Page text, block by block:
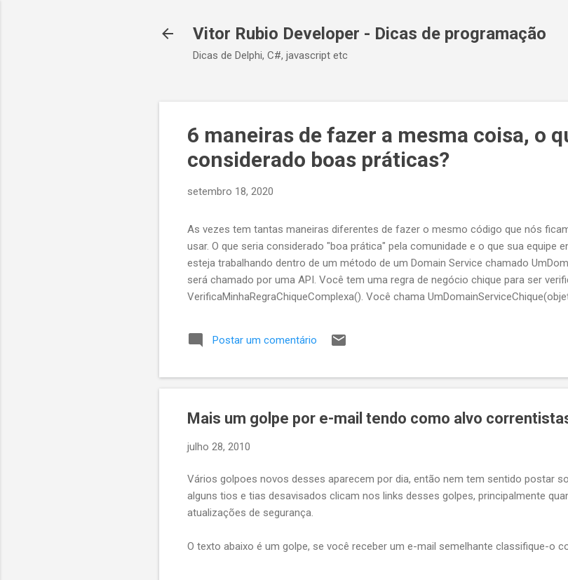
Vitor Rubio Developer - Dicas de programação
Dicas de Delphi, C#, javascript etc
6 maneiras de fazer a mesma coisa, o
considerado boas práticas?
setembro 18, 2020
As vezes tem tantas maneiras diferentes de fazer o mesmo código que nós
usar. O que seria considerado "boa prática" pela comunidade e o que sua equipe
esteja trabalhando dentro de um método de um Domain Service chamado
será chamado por uma API. Você tem uma regra de negócio chique para ser
VerificaMinhaRegraChiqueComplexa(). Você chama
e a api retornar Ok 200, caso contrário você quer que a API responda um erro
mensagem dizendo que VerificaMinhaRegraChiqueComplexa deu ruim. Eu vejo 6
Postar um comentário
Mais um golpe por e-mail tendo como alvo
julho 28, 2010
Vários golpoes novos desses aparecem por dia, então nem tem sentido postar
alguns tios e tias desavisados clicam nos links desses golpes, principalmente
atualizações de segurança.
O texto abaixo é um golpe, se você receber um e-mail semelhante classifique-o